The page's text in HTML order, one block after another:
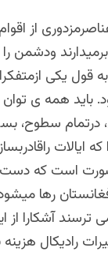
از
ودشمن
قول یکی
همه ی توان
درتمام سطوح،
ایالات
است که دست
رها
ترسند آشکارا
رادیکال